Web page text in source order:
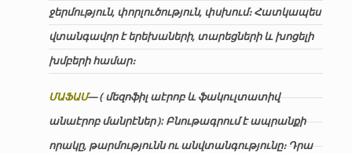
ջերմություն, փորլուծություն, փսխում։ Հատկապես
վտանգավոր է երեխաների, տարեցների և խոցելի
խմբերի համար։
ՄԱՖԱՄ— ( մեզոֆիլ աէրոբ և ֆակուլտատիվ
անաէրոբ մանրէներ ): Բնութագրում է ապրանքի
որակը, թարմությունն ու անվտանգությունը։ Դրա